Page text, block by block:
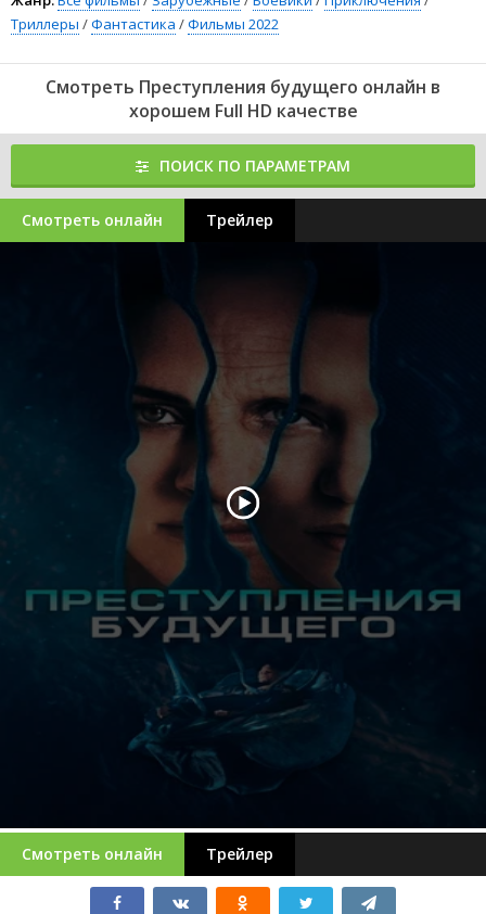
100Преступления будущего (2022) можно смотреть онлайн в
хорошем качестве Full HD 1080 и 4к, хороший звук полностью на
русском языке.
Триллеры /Фантастика /Фильмы 2022
Смотреть Преступления будущего онлайн в
хорошем Full HD качестве
ПОИСК ПО ПАРАМЕТРАМ
Смотреть онлайн Трейлер
Смотреть онлайн Трейлер